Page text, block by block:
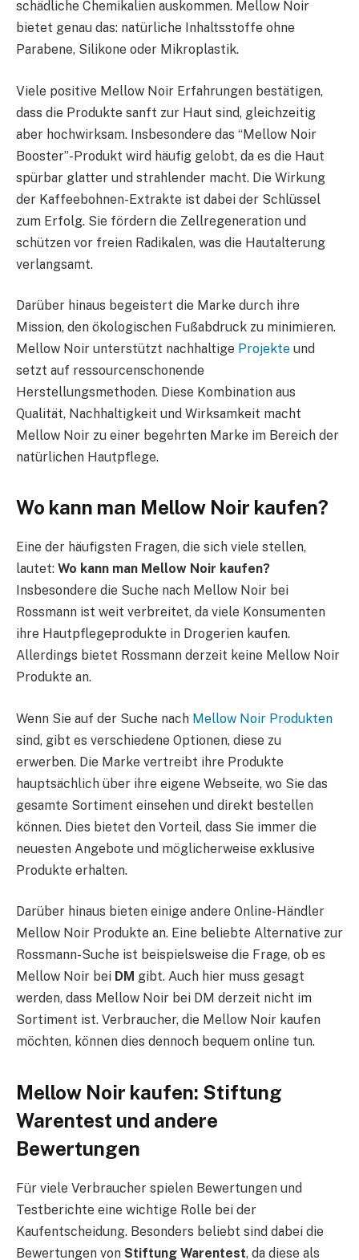
schädliche Chemikalien auskommen. Mellow Noir
bietet genau das: natürliche Inhaltsstoffe ohne
Parabene, Silikone oder Mikroplastik.
Viele positive Mellow Noir Erfahrungen bestätigen,
dass die Produkte sanft zur Haut sind, gleichzeitig
aber hochwirksam. Insbesondere das “Mellow Noir
Booster”-Produkt wird häufig gelobt, da es die Haut
spürbar glatter und strahlender macht. Die Wirkung
der Kaffeebohnen-Extrakte ist dabei der Schlüssel
zum Erfolg. Sie fördern die Zellregeneration und
schützen vor freien Radikalen, was die Hautalterung
verlangsamt.
Darüber hinaus begeistert die Marke durch ihre
Mission, den ökologischen Fußabdruck zu minimieren.
Mellow Noir unterstützt nachhaltige Projekte und
setzt auf ressourcenschonende
Herstellungsmethoden. Diese Kombination aus
Qualität, Nachhaltigkeit und Wirksamkeit macht
Mellow Noir zu einer begehrten Marke im Bereich der
natürlichen Hautpflege.
Wo kann man Mellow Noir kaufen?
Eine der häufigsten Fragen, die sich viele stellen,
lautet: Wo kann man Mellow Noir kaufen?
Insbesondere die Suche nach Mellow Noir bei
Rossmann ist weit verbreitet, da viele Konsumenten
ihre Hautpflegeprodukte in Drogerien kaufen.
Allerdings bietet Rossmann derzeit keine Mellow Noir
Produkte an.
Wenn Sie auf der Suche nach Mellow Noir Produkten
sind, gibt es verschiedene Optionen, diese zu
erwerben. Die Marke vertreibt ihre Produkte
hauptsächlich über ihre eigene Webseite, wo Sie das
gesamte Sortiment einsehen und direkt bestellen
können. Dies bietet den Vorteil, dass Sie immer die
neuesten Angebote und möglicherweise exklusive
Produkte erhalten.
Darüber hinaus bieten einige andere Online-Händler
Mellow Noir Produkte an. Eine beliebte Alternative zur
Rossmann-Suche ist beispielsweise die Frage, ob es
Mellow Noir bei DM gibt. Auch hier muss gesagt
werden, dass Mellow Noir bei DM derzeit nicht im
Sortiment ist. Verbraucher, die Mellow Noir kaufen
möchten, können dies dennoch bequem online tun.
Mellow Noir kaufen: Stiftung
Warentest und andere
Bewertungen
Für viele Verbraucher spielen Bewertungen und
Testberichte eine wichtige Rolle bei der
Kaufentscheidung. Besonders beliebt sind dabei die
Bewertungen von Stiftung Warentest, da diese als